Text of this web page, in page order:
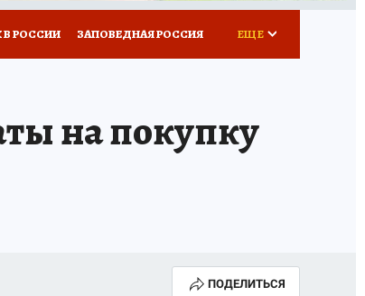
РОССИИ ЗАПОВЕДНАЯ РОССИЯ ЕЩЕ
на покупку
ПОДЕЛИТЬСЯ